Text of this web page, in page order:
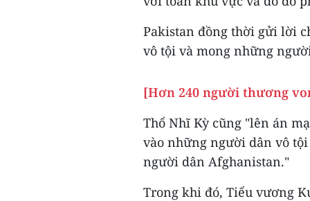
Pakistan đồng thời gửi lời
vô tội và mong những
[Hơn 240 người thương
Thổ Nhĩ Kỳ cũng "lên án
vào những người dân vô
người dân Afghanistan."
Trong khi đó, Tiểu vương